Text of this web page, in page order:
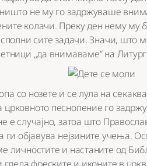
не му го задржуваше
колачи. Преку ден нему му
сите задачи. Значи, што
„да внимаваме“ на
со нозете и се лула на
песнопение го
е случајно, затоа што
ги објавува нејзините
личностите и настаните од